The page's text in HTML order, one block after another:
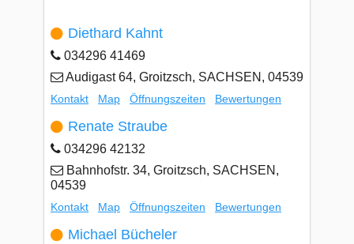
Diethard Kahnt
034296 41469
Audigast 64, Groitzsch, SACHSEN, 04539
Kontakt Map Öffnungszeiten Bewertungen
Renate Straube
034296 42132
Bahnhofstr. 34, Groitzsch, SACHSEN,
04539
Kontakt Map Öffnungszeiten Bewertungen
Michael Bücheler